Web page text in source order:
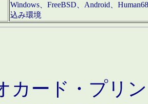
Windows、FreeBSD、Android、
込み環境
カード・プリ